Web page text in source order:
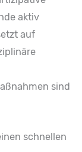
aktiv
auf
sind
schnellen